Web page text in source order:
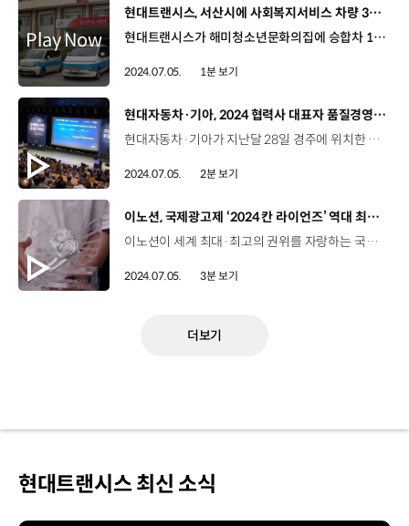
[동영상]
현대트랜시스, 서산시에 사회복지서비스 차량 3대 기탁
현대트랜시스가 해미청소년문화의집에 승합차 1대를, 서산시니어클럽과 서산시장애인보호작업장에 경차 각 1대를 기탁했습니다. 이번에 기탁한 승합차 1대, 경차 2대는 현대트랜시스 동탄 본사 임직원들의 자발적인 성금에 법인 기부금을 더해 마련됐는데요. 기탁된 차량은 각 사회복지시설에 전달돼 지역 청소년의 건강한 성장 지원과 중증장애인 직업 재활훈련과 노인 사회활동 지원사업 등에 사용될 예정입니다.
2024.07.05. 1분 보기
[동영상]
현대자동차·기아, 2024 협력사 대표자 품질경영 세미나 개최
현대자동차·기아가 지난달 28일 경주에 위치한 글로벌상생협력센터에서 1차 협력사 대표자 등이 참석한 가운데 ‘협력사 대표자 품질경영 세미나’를 진행했습니다. 현대자동차·기아 구매본부는 품질정책 공유를 통한 부품품질 강화 및 품질 업무 방향성 일치를 위해 2011년부터 세미나를 진행해왔는데요. 이번 세미나에서는 ‘2024 Tier 2 품질혁신 원년’을 캐치프레이즈로 정하고, 품질관리에 대한 현대자동차·기아의 강력한 의지를 협력사 대표자들에게 전달했습니다. 글로벌안전품질전략실, 현대고객안전사업부, 연구개발본부, 구매본부 등 각 본부별 발표도 이어졌는데요, 품질관리에 대한 5가지 핵심과제를 소개하는 한편, 글로벌 안전규제 동향과 최근 리콜 사례를 통한 시사점 공유, 부품품질 강화 방안에 대한 발표 등이 진행됐습니다. 특히 이번 세미나에서는 구매본부 사업부장 3명이 패널로 참석한 타운홀 미팅이 진행됐는데요, 협력사 대표자들과의 질의응답을 통해 직접적인 소통의 자리가 마련됐습니다. 앞으로도 현대자동차·기아는 협력사를 대상으로 품질경영의 중요성을 강조하고 서로 소통할 수 있는 기회를 지속적으로 마련할 계획입니다.
2024.07.05. 2분 보기
[동영상]
이노션, 국제광고제 ‘2024 칸 라이언즈’ 역대 최고 성적
이노션이 세계 최대·최고의 권위를 자랑하는 국제광고제인 ‘2024 칸 라이언즈’에서 최고상인 ‘그랑프리’를 포함해 금상 1개, 동상 3개 등 총 5개의 본상을 수상하며 역대 최고 성적을 거뒀습니다. 칸 라이언즈 전체 카테고리에 출품된 수상작 가운데 가장 창의적이고 영향력 있는 작품에 수여하는 최고의 상인 ‘그랑프리’에 이노션 베를린법인의 ‘The First Speech’ 캠페인이 선정됐습니다. 이노션이 2005년 창립 이후 처음으로 수상한 이번 그랑프리는 가장 뛰어난 공익 작품에 주는 최고의 상이라는 점에서 그 의미가 남다릅니다. ‘The First Speech’ 캠페인은 이노션 베를린법인이 글로벌 비영리 단체 ‘국경 없는 기자회’와 함께 ‘아름다운 말이 아닌 자유로운 언론을 믿으세요’라는 카피로 독립 언론을 지지해달라는 공익적인 메시지를 차별화된 크리에이티브로 담아낸 작품인데요, 해당 캠페인은 ‘필름 부문’ 등에서도 금상과 동상을 각각 추가로 수상했습니다. 필름 부문은 광고제의 마지막에 발표되는 가장 전통 있고 중요한 시상 부문으로 인상적인 브랜드 스토리텔링을 보여준 영상 캠페인에 수여된다는 점에서 그 의미를 더합니다. 뿐만 아니라 이노션 베를린법인은 전쟁 사진작가 로버트 카파를 기념하는 로버트 카파 현대사진센터와 함께한 ‘Capa vs. War’ 캠페인으로 동상 2개를 수상하기도 했습니다. 한편 이노션의 미국 크리에이티브 자회사 ‘데이비드골리앗(DG)’의 설립 25주년을 기념해 개최된 단독 행사에서는 슈퍼볼 캠페인 등을 제작해온 크리에이티브 회장 데이비드 안젤로가 소외 계층의 번창을 돕는 DG만의 특별한 프로그램을 소개하며 현지의 이목을 끌었습니다. 데이비드 안젤로 설립자/이노션 미국 자회사 DG이노션은 제 인생에서 가장 훌륭한 파트너였어요. 이 자리에 함께 해주셔서 감사하다는 말씀을 드리고 싶어요. 이노션은 앞으로도 차별화한 크리에이티브 전략을 바탕으로 국내는 물론 글로벌 무대에서 입지를 넓혀 나갈 계획입니다.
2024.07.05. 3분 보기
더보기
현대트랜시스 최신 소식